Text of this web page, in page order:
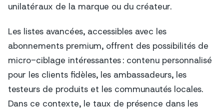
unilatéraux de la marque ou du créateur.
Les listes avancées, accessibles avec les
abonnements premium, offrent des possibilités de
micro-ciblage intéressantes : contenu personnalisé
pour les clients fidèles, les ambassadeurs, les
testeurs de produits et les communautés locales.
Dans ce contexte, le taux de présence dans les